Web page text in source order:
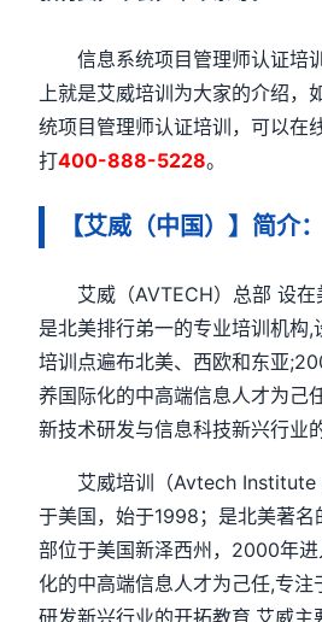
信息系统项目管理师认证培
上就是艾威培训为大家的介绍，
统项目管理师认证培训，可以在
打400-888-5228。
【艾威（中国）】简介：
艾威（AVTECH）总部 设在
是北美排行弟一的专业培训机构
培训点遍布北美、西欧和东亚
养国际化的中高端信息人才为己
新技术研发与信息科技新兴行业
艾威培训（Avtech Institute
于美国，始于1998；是北美著名
部位于美国新泽西州，2000年
化的中高端信息人才为己任,专
研发新兴行业的开拓教育,艾威主